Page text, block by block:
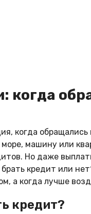
когда
машину или
Но даже
кредит или
а когда лучше
кредит?